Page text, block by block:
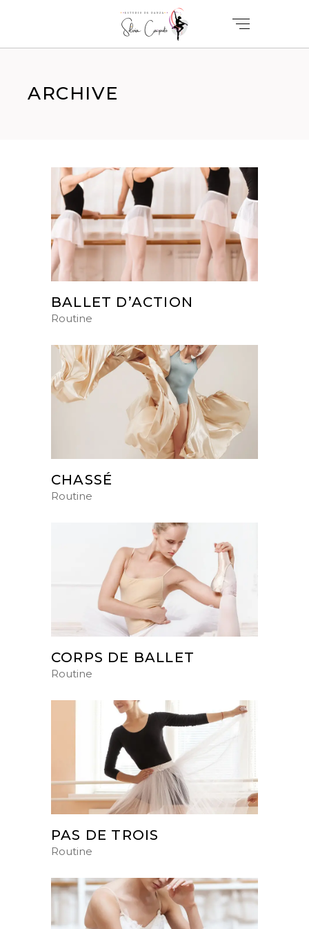
ARCHIVE
BALLET D’ACTION
Routine
CHASSÉ
Routine
CORPS DE BALLET
Routine
PAS DE TROIS
Routine